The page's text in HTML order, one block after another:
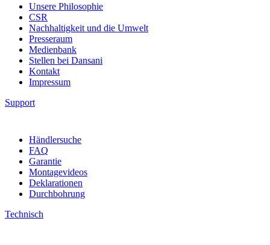
Unsere Philosophie
CSR
Nachhaltigkeit und die Umwelt
Presseraum
Medienbank
Stellen bei Dansani
Kontakt
Impressum
Support
Händlersuche
FAQ
Garantie
Montagevideos
Deklarationen
Durchbohrung
Technisch